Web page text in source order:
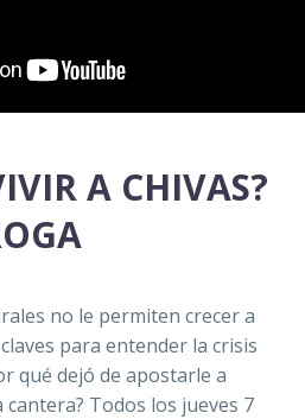
A CHIVAS?
no le permiten crecer a
para entender la crisis
qué dejó de apostarle a
Todos los jueves 7